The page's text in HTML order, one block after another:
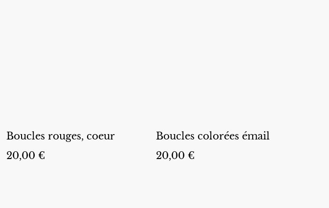
Boucles rouges, coeur
20,00 €
Boucles colorées émail
20,00 €